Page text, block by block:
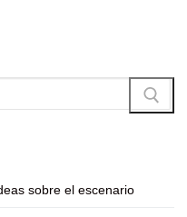
sobre el escenario